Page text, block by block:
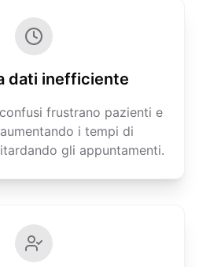
dati inefficiente
frustrano pazienti e
i tempi di
gli appuntamenti.